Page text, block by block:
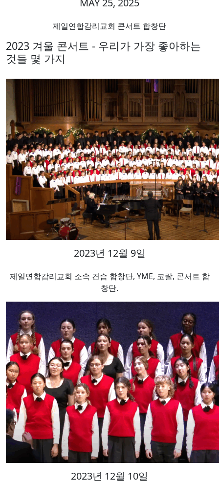
제일연합감리교회 콘서트 합창단
2023 겨울 콘서트 - 우리가 가장 좋아하는
것들 몇 가지
2023년 12월 9일
제일연합감리교회 소속 견습 합창단, YME, 코랄, 콘서트 합
창단.
2023년 12월 10일